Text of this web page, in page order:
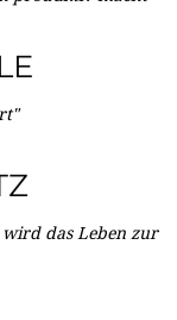
das Leben zur